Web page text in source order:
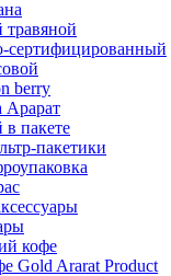
травяной
сертифицированный
berry
Арарат
в пакете
пакетики
кофе
Gold Ararat Product